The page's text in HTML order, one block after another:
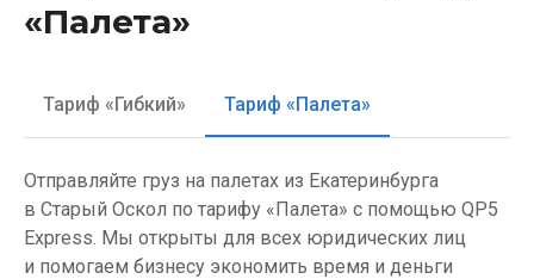
«Палета»
Тариф «Гибкий» Тариф «Палета»
Отправляйте груз на палетах из Екатеринбурга
в Старый Оскол по тарифу «Палета» с помощью QP5
Express. Мы открыты для всех юридических лиц
и помогаем бизнесу экономить время и деньги